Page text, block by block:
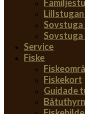
Sovstuga
Sovstuga
Service
Fiske
Fiskekort
Guidade